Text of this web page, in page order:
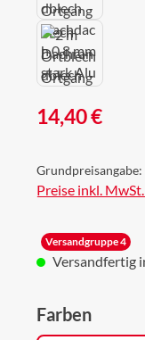
Regulärer Preis:
14,40 €
Grundpreisangabe:
Preise inkl.
Versandgruppe 4
Versandfertig
Farben